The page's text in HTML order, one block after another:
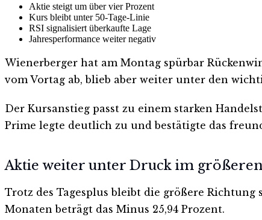
Aktie steigt um über vier Prozent
Kurs bleibt unter 50-Tage-Linie
RSI signalisiert überkaufte Lage
Jahresperformance weiter negativ
Wienerberger hat am Montag spürbar
vom Vortag ab, blieb aber weiter unter den
Der Kursanstieg passt zu einem starken
Prime legte deutlich zu und bestätigte das
Aktie weiter unter Druck im
Trotz des Tagesplus bleibt die größere
Monaten beträgt das Minus 25,94 Prozent.